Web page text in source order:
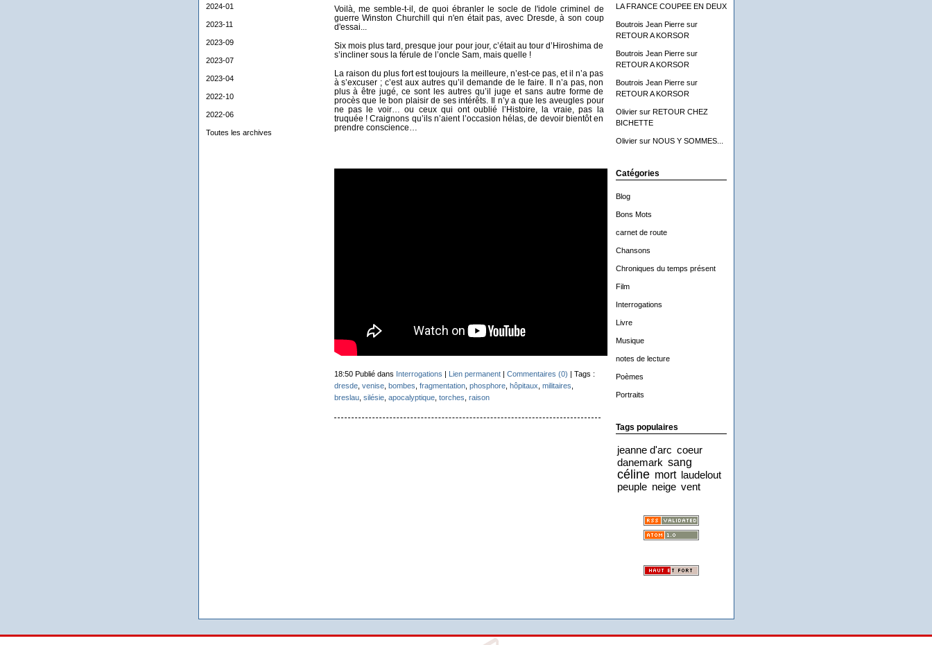
2024-01
2023-11
2023-09
2023-07
2023-04
2022-10
2022-06
Toutes les archives
LA FRANCE COUPEE EN DEUX
Boutrois Jean Pierresur
RETOUR A KORSOR
Boutrois Jean Pierresur
RETOUR A KORSOR
Boutrois Jean Pierresur
RETOUR A KORSOR
Oliviersur RETOUR CHEZ
BICHETTE
Oliviersur NOUS Y SOMMES...
Catégories
Blog
Bons Mots
carnet de route
Chansons
Chroniques du temps présent
Film
Interrogations
Livre
Musique
notes de lecture
Poèmes
Portraits
Tags populaires
jeanne d'arc coeur
danemark sang
céline mort laudelout
peuple neige vent
Voilà, me semble-t-il, de quoi ébranler le socle de l'idole criminel de
guerre Winston Churchill qui n'en était pas, avec Dresde, à son coup
d'essai...
Six mois plus tard, presque jour pour jour, c’était au tour d’Hiroshima de
s’incliner sous la férule de l’oncle Sam, mais quelle !
La raison du plus fort est toujours la meilleure, n’est-ce pas, et il n’a pas
à s’excuser ; c’est aux autres qu’il demande de le faire. Il n’a pas, non
plus à être jugé, ce sont les autres qu’il juge et sans autre forme de
procès que le bon plaisir de ses intérêts. Il n’y a que les aveugles pour
ne pas le voir… ou ceux qui ont oublié l’Histoire, la vraie, pas la
truquée ! Craignons qu’ils n’aient l’occasion hélas, de devoir bientôt en
prendre conscience…
18:50 Publié dans Interrogations Lien permanent| Commentaires (0) | Tags :
dresde, venise, bombes, fragmentation, phosphore, hôpitaux, militaires,
breslau, silésie, apocalyptique, torches, raison